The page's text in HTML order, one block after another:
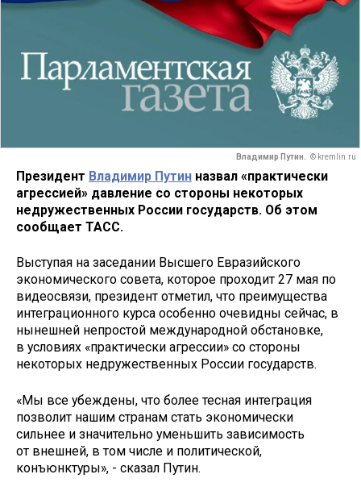
Владимир Путин. © kremlin.ru
Президент Владимир Путин назвал «практически
агрессией» давление со стороны некоторых
недружественных России государств. Об этом
сообщает ТАСС.
Выступая на заседании Высшего Евразийского
экономического совета, которое проходит 27 мая по
видеосвязи, президент отметил, что преимущества
интеграционного курса особенно очевидны сейчас, в
нынешней непростой международной обстановке,
в условиях «практически агрессии» со стороны
некоторых недружественных России государств.
«Мы все убеждены, что более тесная интеграция
позволит нашим странам стать экономически
сильнее и значительно уменьшить зависимость
от внешней, в том числе и политической,
конъюнктуры», - сказал Путин.